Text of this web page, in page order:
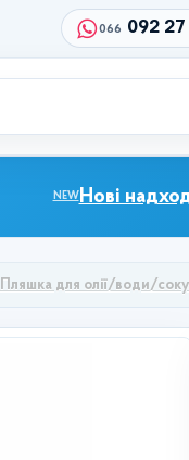
066 092 27
NEWНові
Пляшка для олії/води/